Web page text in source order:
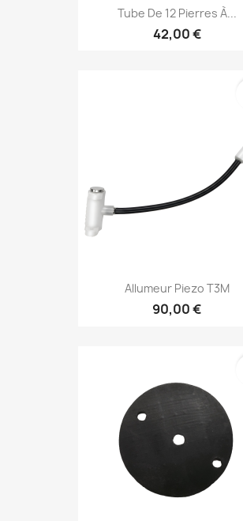
Tube De 12 Pierres À...
42,00 €
Allumeur Piezo T3M
90,00 €